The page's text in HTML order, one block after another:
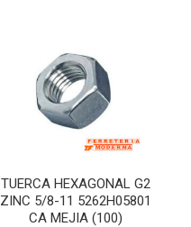
TUERCA HEXAGONAL G2
ZINC 5/8-11 5262H05801
CA MEJIA (100)